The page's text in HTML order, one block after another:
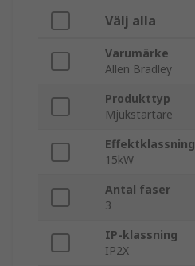
Välj alla
Varumärke
Allen Bradley
Produkttyp
Mjukstartare
Effektklassning
15kW
Antal faser
3
IP-klassning
IP2X